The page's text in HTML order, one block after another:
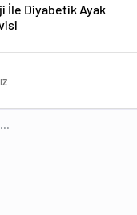
İle Diyabetik Ayak